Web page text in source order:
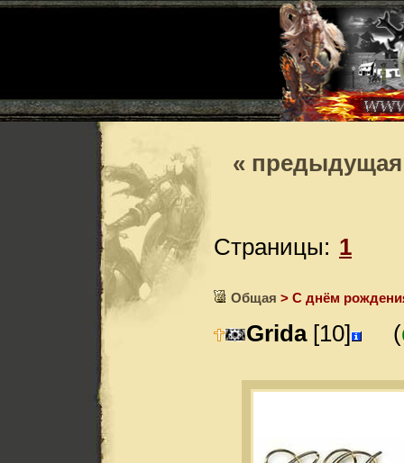
« предыдущая
Страницы: 1
Общая > С днём
Grida[10] (